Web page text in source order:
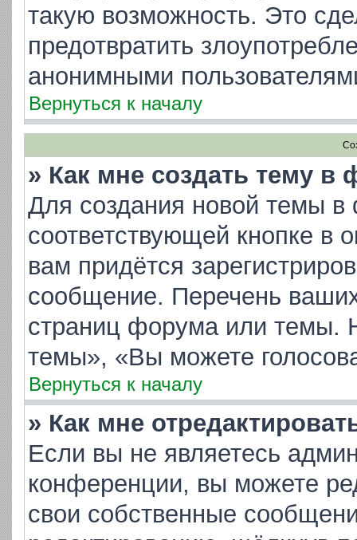
такую возможность. Это
предотвратить
анонимными
Вернуться к началу
» Как мне создать тему в
Для создания новой темы
соответствующей кнопке
вам придётся
сообщение. Перечень
страниц форума или темы.
темы», «Вы можете
Вернуться к началу
» Как мне
Если вы не являетесь
конференции, вы можете
свои собственные